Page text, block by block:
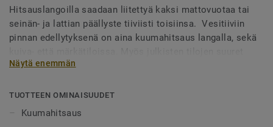
Hitsauslangoilla saadaan liitettyä kaksi mattovuotaa tai
seinän- ja lattian päällyste tiiviisti toisiinsa. Vesitiiviin
pinnan edellytyksenä on aina kuumahitsaus langalla, sekä
alueet tulee aina lankahitsata. Hitsatut saumat myös
rakoihin. Hitsauslankoja on saatavilla yksi- tai
monivärisenä, joko häivyttämään saumakohdat tai
Näytä enemmän
TUOTTEEN OMINAISUUDET
Kuumahitsaus